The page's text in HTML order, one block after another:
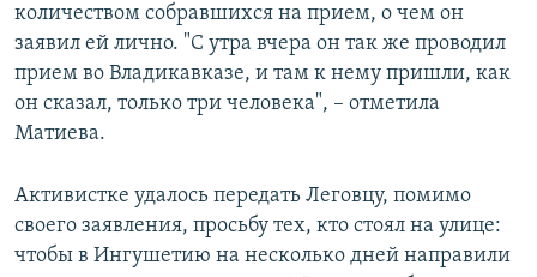
количеством собравшихся на прием, о чем он
заявил ей лично. "С утра вчера он так же проводил
прием во Владикавказе, и там к нему пришли, как
он сказал, только три человека", – отметила
Матиева.
Активистке удалось передать Леговцу, помимо
своего заявления, просьбу тех, кто стоял на улице:
чтобы в Ингушетию на несколько дней направили